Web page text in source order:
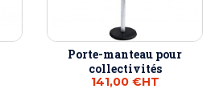
Porte-manteau pour
collectivités
141,00 €HT